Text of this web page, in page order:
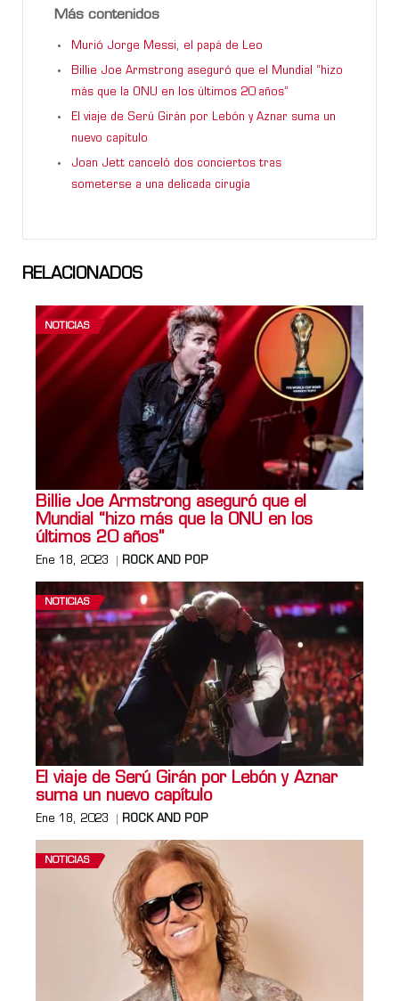
Más contenidos
Murió Jorge Messi, el papá de Leo
Billie Joe Armstrong aseguró que el Mundial “hizo
más que la ONU en los últimos 20 años”
El viaje de Serú Girán por Lebón y Aznar suma un
nuevo capítulo
Joan Jett canceló dos conciertos tras
someterse a una delicada cirugía
RELACIONADOS
NOTICIAS
Billie Joe Armstrong aseguró que el
Mundial “hizo más que la ONU en los
últimos 20 años”
Ene 18, 2023 ROCK AND POP
NOTICIAS
El viaje de Serú Girán por Lebón y Aznar
suma un nuevo capítulo
Ene 18, 2023 ROCK AND POP
NOTICIAS